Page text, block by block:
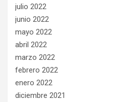
julio 2022
junio 2022
mayo 2022
abril 2022
marzo 2022
febrero 2022
enero 2022
diciembre 2021